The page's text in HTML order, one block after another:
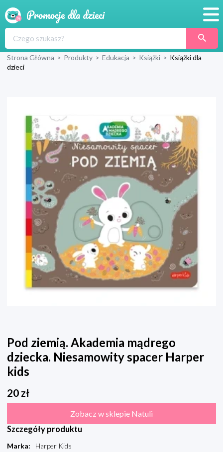
Produkty
Wyprawka
Strona Główna > Produkty > Edukacja > Książki > Książki dla
dzieci
Pod ziemią. Akademia mądrego
dziecka. Niesamowity spacer Harper
kids
20 zł
Zobacz w sklepie Natuli
Szczegóły produktu
Marka:
Harper Kids